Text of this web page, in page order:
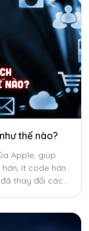
thế nào?
Apple, giúp
ít code hơn
thay đổi cách